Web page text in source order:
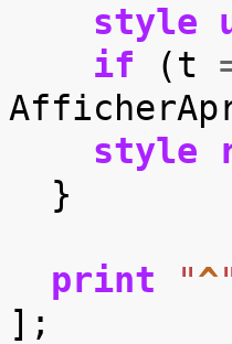
style
if
(t
style
}
print "^
];